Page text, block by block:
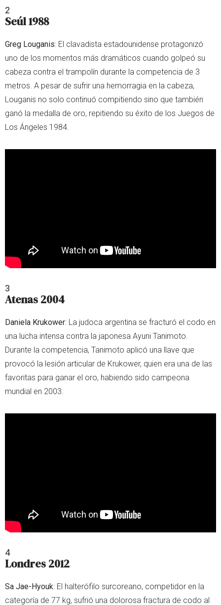
2
Seúl 1988
Greg Louganis: El clavadista estadounidense protagonizó
uno de los momentos más dramáticos cuando golpeó su
cabeza contra el trampolín durante la competencia de 3
metros. A pesar de sufrir una hemorragia en la cabeza,
Louganis no solo continuó compitiendo sino que también
ganó la medalla de oro, repitiendo su éxito de los Juegos de
Los Ángeles 1984.
3
Atenas 2004
Daniela Krukower: La judoca argentina se fracturó el codo en
una lucha intensa contra la japonesa Ayuni Tanimoto.
Durante la competencia, Tanimoto aplicó una llave que
provocó la lesión articular de Krukower, quien era una de las
favoritas para ganar el oro, habiendo sido campeona
mundial en 2003.
4
Londres 2012
Sa Jae-Hyouk: El halterófilo surcoreano, competidor en la
categoría de 77 kg, sufrió una dolorosa fractura de codo al